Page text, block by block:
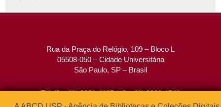
Rua da Praça do Relógio, 109 – Bloco L
05508-050 – Cidade Universitária
São Paulo, SP – Brasil
Tel: (0xx11) 3091-4195 / (0xx11) 3091-1541
Fax: (0xx11) 3091-1567